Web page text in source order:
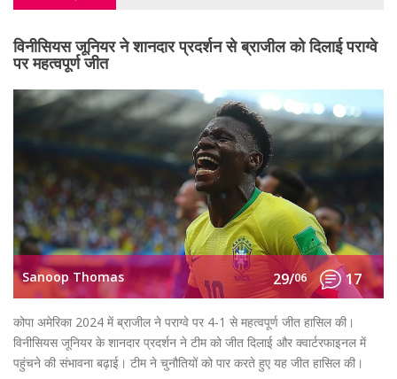
विनीसियस जूनियर ने शानदार प्रदर्शन से ब्राजील को दिलाई पराग्वे
पर महत्वपूर्ण जीत
Sanoop Thomas 29/06 17
कोपा अमेरिका 2024 में ब्राजील ने पराग्वे पर 4-1 से महत्वपूर्ण जीत हासिल की।
विनीसियस जूनियर के शानदार प्रदर्शन ने टीम को जीत दिलाई और क्वार्टरफाइनल में
पहुंचने की संभावना बढ़ाई। टीम ने चुनौतियों को पार करते हुए यह जीत हासिल की।